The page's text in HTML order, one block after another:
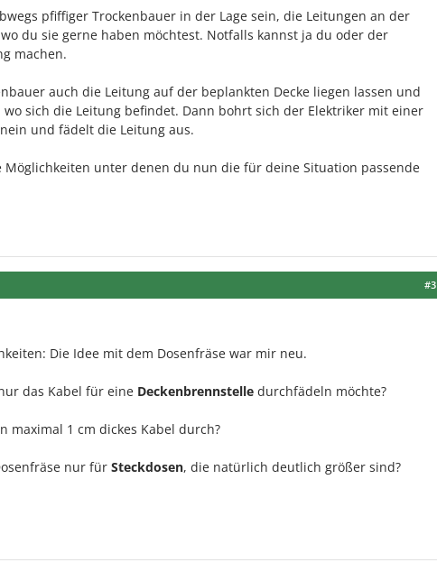
pfiffiger Trockenbauer in der Lage sein, die Leitungen an der
du sie gerne haben möchtest. Notfalls kannst ja du oder der
machen.
auch die Leitung auf der beplankten Decke liegen lassen und
sich die Leitung befindet. Dann bohrt sich der Elektriker mit einer
und fädelt die Leitung aus.
Möglichkeiten unter denen du nun die für deine Situation passende
#3
Die Idee mit dem Dosenfräse war mir neu.
das Kabel für eine Deckenbrennstelle durchfädeln möchte?
maximal 1 cm dickes Kabel durch?
nur für Steckdosen, die natürlich deutlich größer sind?